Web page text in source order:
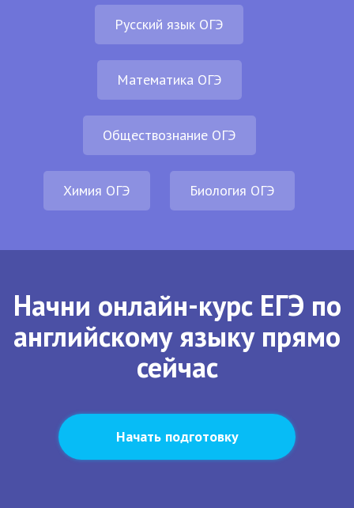
Русский язык ОГЭ
Математика ОГЭ
Обществознание ОГЭ
Химия ОГЭ Биология ОГЭ
Начни онлайн-курс ЕГЭ по
английскому языку прямо
сейчас
Начать подготовку